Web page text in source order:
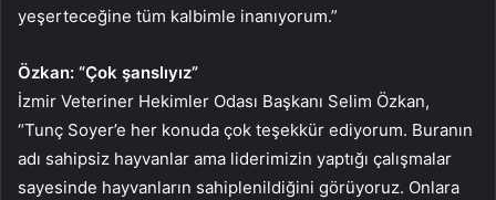
yeşerteceğine tüm kalbimle inanıyorum.”
Özkan: “Çok şanslıyız”
İzmir Veteriner Hekimler Odası Başkanı Selim Özkan,
“Tunç Soyer’e her konuda çok teşekkür ediyorum. Buranın
adı sahipsiz hayvanlar ama liderimizin yaptığı çalışmalar
sayesinde hayvanların sahiplenildiğini görüyoruz. Onlara